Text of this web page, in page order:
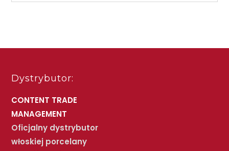
Dystrybutor:
CONTENT TRADE
MANAGEMENT
Oficjalny dystrybutor
włoskiej porcelany